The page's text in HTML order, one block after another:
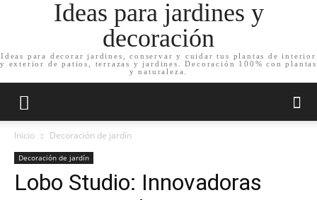
Ideas para jardines y
decoración
Ideas para decorar jardines, conservar y cuidar tus plantas de interior
y exterior de patios, terrazas y jardines. Decoración 100% con plantas
y naturaleza.
Inicio Decoración de jardín
Decoración de jardín
Lobo Studio: Innovadoras